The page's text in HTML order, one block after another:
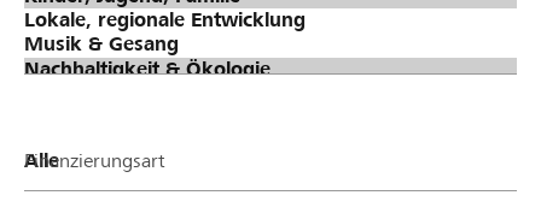
Finanzierungsart